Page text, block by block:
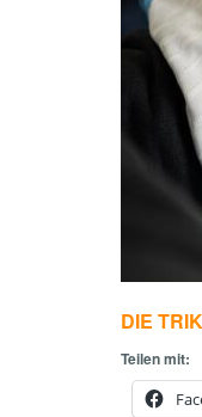
DIE
Teilen mit: